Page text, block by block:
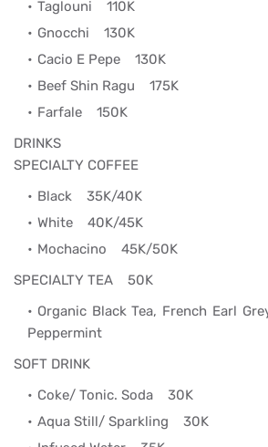
Taglouni 110K
Gnocchi 130K
Cacio E Pepe 130K
Beef Shin Ragu 175K
Farfale 150K
DRINKS
SPECIALTY COFFEE
Black 35K/40K
White 40K/45K
Mochacino 45K/50K
SPECIALTY TEA 50K
Organic Black Tea, French Earl
Peppermint
SOFT DRINK
Coke/ Tonic. Soda 30K
Aqua Still/ Sparkling 30K